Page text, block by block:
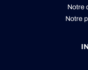
Notre
Notre